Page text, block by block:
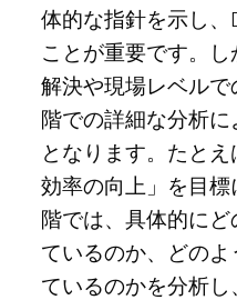
体的な指針を示し、
ことが重要です。
解決や現場レベル
階での詳細な分析
となります。たと
効率の向上」を目
階では、具体的に
ているのか、どの
ているのかを分析